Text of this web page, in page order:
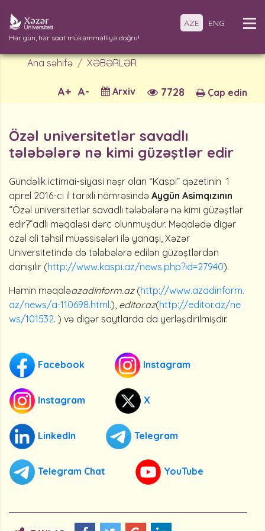
Hər gün, hər saat mükəmməlliyə doğru!
AZE ENG
Ana səhifə XƏBƏRLƏR
Çap edin
7728
Arxiv
A-
A+
Özəl universitetlər savadlı
tələbələrə nə kimi güzəştlər edir
Gündəlik ictimai-siyasi nəşr olan “Kaspi” qəzetinin 1
aprel 2016-cı il tarixli nömrəsində Aygün Asimqızının
“Özəl universitetlər savadlı tələbələrə nə kimi güzəştlər
edir?”adlı məqaləsi dərc olunmuşdur. Məqalədə digər
özəl ali təhsil müəssisələri ilə yanaşı, Xəzər
Universitetində də tələbələrə edilən güzəştlərdən
danışılır (http://www.kaspi.az/news.php?id=27940).
Həmin məqaləazadinform.az (http://www.azadinform.
az/news/a-110698.html.), editor.az(http://editor.az/ne
ws/101532. ) və digər saytlarda da yerləşdirilmişdir.
Facebook Instagram
Instagram X
LinkedIn Telegram
Telegram Chat YouTube